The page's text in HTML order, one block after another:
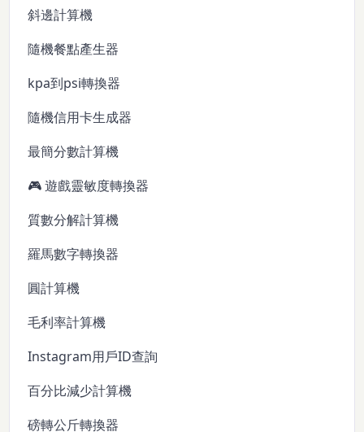
斜邊計算機
隨機餐點產生器
kpa到psi轉換器
隨機信用卡生成器
最簡分數計算機
🎮 遊戲靈敏度轉換器
質數分解計算機
羅馬數字轉換器
圓計算機
毛利率計算機
Instagram用戶ID查詢
百分比減少計算機
磅轉公斤轉換器